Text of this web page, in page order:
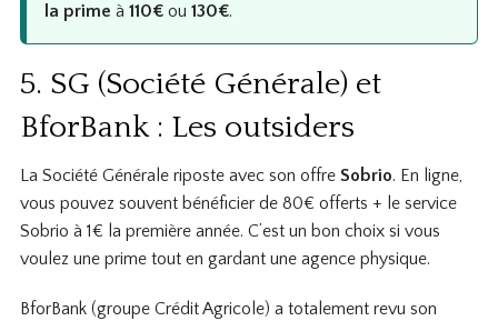
la prime à 110€ou 130€.
5. SG (Société Générale) et
BforBank : Les outsiders
La Société Générale riposte avec son offre Sobrio. En ligne,
vous pouvez souvent bénéficier de 80€ offerts + le service
Sobrio à 1€ la première année. C’est un bon choix si vous
voulez une prime tout en gardant une agence physique.
BforBank (groupe Crédit Agricole) a totalement revu son